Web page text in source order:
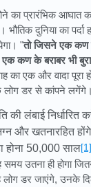
का प्रारंभिक आघात
दुनिया का पर्दा
"तो जिसने एक कण
कण के बराबर भी
का एक और वादा पूरा
लोग डर से कांपने लगेंगे।
की लंबाई निर्धारित
और खतनारहित
होना 50,000 साल[1]
उतना ही होगा
लोग डर जाएंगे, उनके